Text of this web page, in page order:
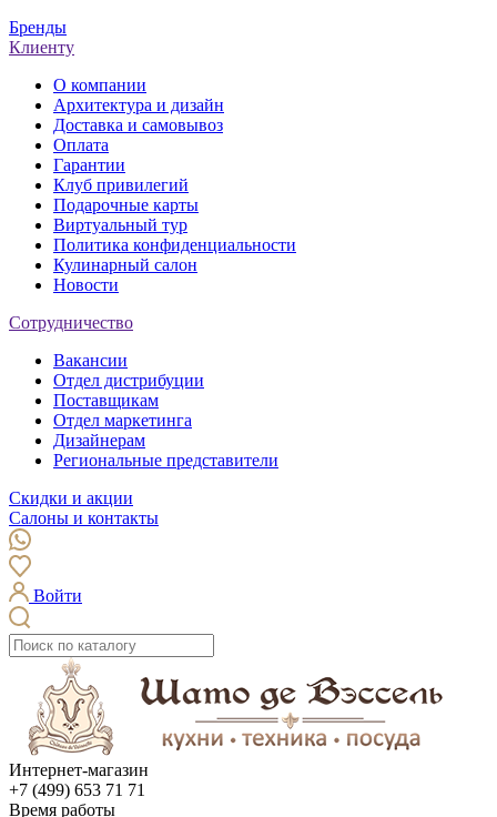
Бренды
Клиенту
О компании
Архитектура и дизайн
Доставка и самовывоз
Оплата
Гарантии
Клуб привилегий
Подарочные карты
Виртуальный тур
Политика конфиденциальности
Кулинарный салон
Новости
Сотрудничество
Вакансии
Отдел дистрибуции
Поставщикам
Отдел маркетинга
Дизайнерам
Региональные представители
Скидки и акции
Салоны и контакты
Войти
Интернет-магазин
+7 (499) 653 71 71
Время работы